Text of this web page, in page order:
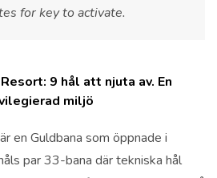
for key to activate.
9 hål att njuta av. En
miljö
en Guldbana som öppnade i
par 33-bana där tekniska hål